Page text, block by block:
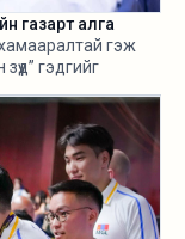
газарт алга
хамааралтай гэж
гэдгийг
Н.Учралын